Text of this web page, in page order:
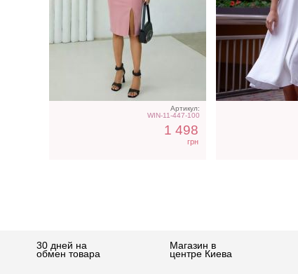
Артикул:
WIN-11-447-100
1 498
грн
30 дней на
обмен товара
Магазин в
центре Киева